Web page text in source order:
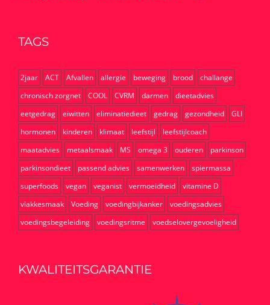
TAGS
2jaar ACT Afvallen allergie beweging brood
challange
chronisch zorgnet
COOL CVRM darmen
dieetadvies
eetgedrag
eiwitten eliminatiedieet gedrag gezondheid
GLI
hormonen
kinderen klimaat leefstijl
leefstijlcoach
maatadvies
metaalsmaak MS omega 3 ouderen
parkinson
parkinsondieet
passend advies samenwerken
spiermassa
superfoods
vegan veganist vermoeidheid
vitamine D
vlakkesmaak
Voeding voedingbijkanker
voedingsadvies
voedingsbegeleiding
voedingsritme voedselovergevoeligheid
KWALITEITSGARANTIE